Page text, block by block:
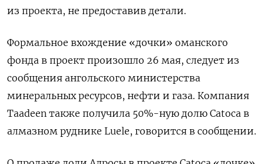
из проекта, не предоставив детали.
Формальное вхождение «дочки» оманского
фонда в проект произошло 26 мая, следует из
сообщения ангольского министерства
минеральных ресурсов, нефти и газа. Компания
Taadeen также получила 50%-ную долю Catoca в
алмазном руднике Luele, говорится в сообщении.